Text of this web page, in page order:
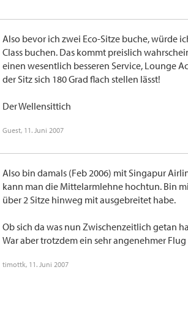
Also bevor ich zwei Eco-Sitze buche, würde
Class buchen. Das kommt preislich
einen wesentlich besseren Service, Lounge
der Sitz sich 180 Grad flach stellen lässt!
Der Wellensittich
Guest, 11. Juni 2007
Also bin damals (Feb 2006) mit Singapur
kann man die Mittelarmlehne hochtun. Bin
über 2 Sitze hinweg mit ausgebreitet habe.
Ob sich da was nun Zwischenzeitlich getan
War aber trotzdem ein sehr angenehmer Flug
timottk, 11. Juni 2007